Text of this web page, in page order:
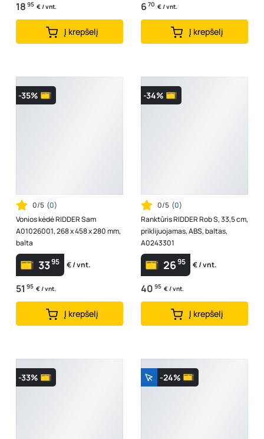
18 95 € / vnt.
Į krepšelį
6 70 € / vnt.
Į krepšelį
-35%
0/5 (0)
Vonios kėdė RIDDER Sam
A01026001, 268 x 458 x 280 mm,
balta
3395 € / vnt.
51 95 € / vnt.
Į krepšelį
-34%
0/5 (0)
Ranktūris RIDDER Rob S, 33,5 cm,
priklijuojamas, ABS, baltas,
A0243301
2695 € / vnt.
40 95 € / vnt.
Į krepšelį
-33% -24%